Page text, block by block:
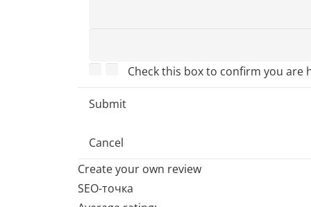
Check this box to confirm you are
Submit
Cancel
Create your own review
SEO-точка